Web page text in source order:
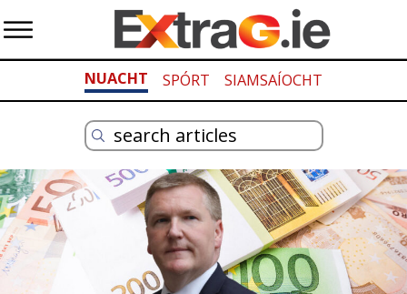
NUACHT SPÓRT SIAMSAÍOCHT